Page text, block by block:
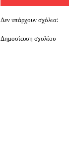
Δεν υπάρχουν σχόλια:
Δημοσίευση σχολίου